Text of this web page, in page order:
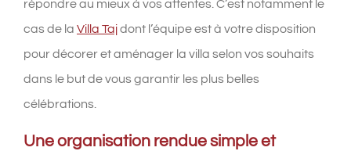
répondre au mieux à vos attentes. C’est notamment le
cas de la Villa Tajdont l’équipe est à votre disposition
pour décorer et aménager la villa selon vos souhaits
dans le but de vous garantir les plus belles
célébrations.
Une organisation rendue simple et